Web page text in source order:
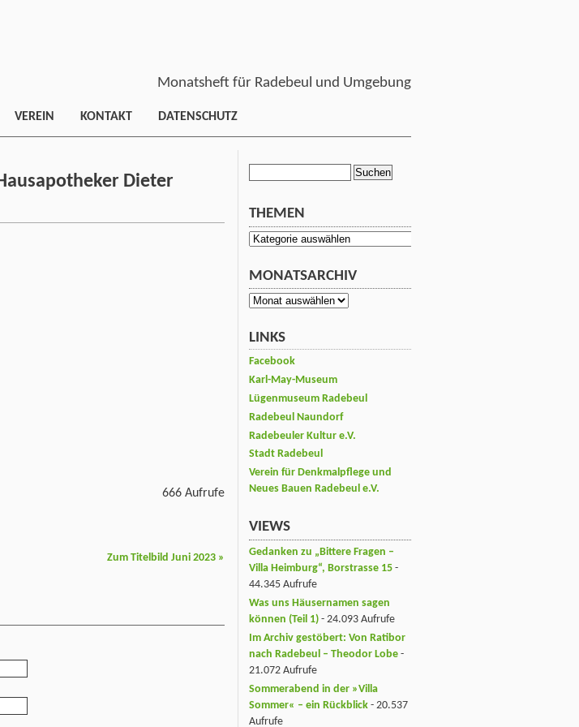
Monatsheft für Radebeul und Umgebung
VEREIN KONTAKT DATENSCHUTZ
Dieter
666 Aufrufe
Zum Titelbild Juni 2023 »
THEMEN
Themen
MONATSARCHIV
Monatsarchiv
LINKS
Facebook
Karl-May-Museum
Lügenmuseum Radebeul
Radebeul Naundorf
Radebeuler Kultur e.V.
Stadt Radebeul
Verein für Denkmalpflege und
Neues Bauen Radebeul e.V.
VIEWS
Gedanken zu „Bittere Fragen –
Villa Heimburg“, Borstrasse 15 -
44.345 Aufrufe
Was uns Häusernamen sagen
können (Teil 1) - 24.093 Aufrufe
Im Archiv gestöbert: Von Ratibor
nach Radebeul – Theodor Lobe -
21.072 Aufrufe
Sommerabend in der »Villa
Sommer« – ein Rückblick - 20.537
Aufrufe